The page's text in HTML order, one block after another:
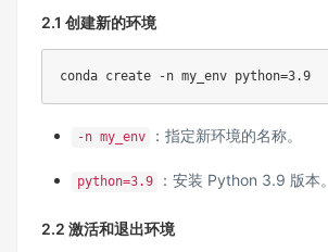
2.1 创建新的环境
conda create -n my_env python=3.9
-n my_env ：指定新环境的名称。
python=3.9 ：安装 Python 3.9 版本。
2.2 激活和退出环境